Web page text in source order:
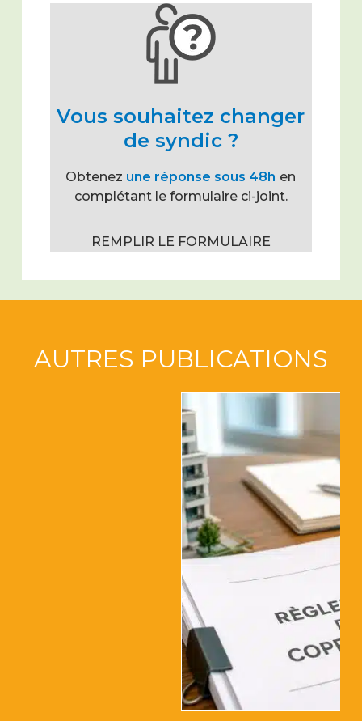
Vous souhaitez changer
de syndic ?
Obtenez une réponse sous 48h en
complétant le formulaire ci-joint.
REMPLIR LE FORMULAIRE
AUTRES PUBLICATIONS